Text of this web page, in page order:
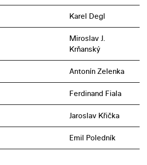
Karel Degl
Miroslav J.
Krňanský
Antonín Zelenka
Ferdinand Fiala
Jaroslav Křička
Emil Poledník